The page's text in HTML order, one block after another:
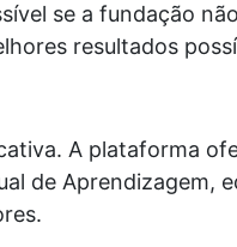
se a fundação
resultados
A plataforma
de Aprendizagem,